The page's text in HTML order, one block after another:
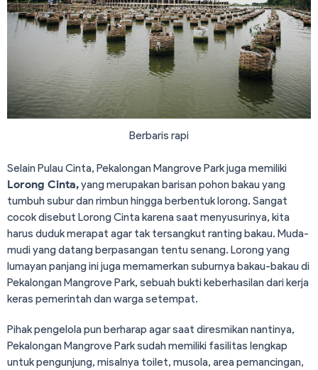
Berbaris rapi
Selain Pulau Cinta, Pekalongan Mangrove Park juga memiliki
Lorong Cinta,yang merupakan barisan pohon bakau yang
tumbuh subur dan rimbun hingga berbentuk lorong. Sangat
cocok disebut Lorong Cinta karena saat menyusurinya, kita
harus duduk merapat agar tak tersangkut ranting bakau. Muda-
mudi yang datang berpasangan tentu senang. Lorong yang
lumayan panjang ini juga memamerkan suburnya bakau-bakau di
Pekalongan Mangrove Park, sebuah bukti keberhasilan dari kerja
keras pemerintah dan warga setempat.
Pihak pengelola pun berharap agar saat diresmikan nantinya,
Pekalongan Mangrove Park sudah memiliki fasilitas lengkap
untuk pengunjung, misalnya toilet, musola, area pemancingan,